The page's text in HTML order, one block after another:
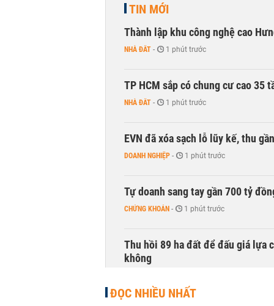
TIN MỚI
Thành lập khu công nghệ cao
NHÀ ĐẤT - 1 phút trước
TP HCM sắp có chung cư cao 35
NHÀ ĐẤT - 1 phút trước
EVN đã xóa sạch lỗ lũy kế, thu
DOANH NGHIỆP - 1 phút trước
Tự doanh sang tay gần 700 tỷ
CHỨNG KHOÁN - 1 phút trước
Thu hồi 89 ha đất để đấu giá lựa
không
ĐỌC NHIỀU NHẤT